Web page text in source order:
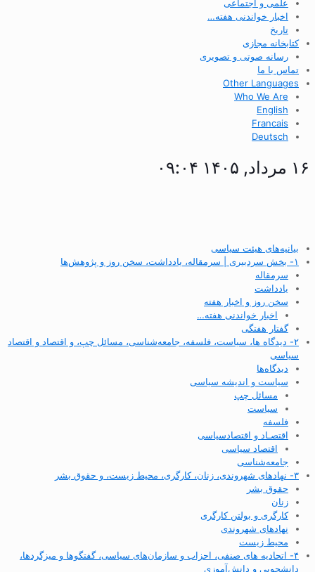
علمی و اجتماعی
اخبار خواندنی هفته…
تاریخ
کتابخانه مجازی
رسانه صوتی و تصویری
تماس با ما
Other Languages
Who We Are
English
Francais
Deutsch
۱۶ مرداد, ۱۴۰۵ ۰۹:۰۴
بیانیه‌های هیئت سیاسی
۱- بخش سردبیری | سرمقاله، یادداشت، سخن روز و پژوهش‌ها
سرمقاله
یادداشت
سخن روز و اخبار هفته
اخبار خواندنی هفته…
گفتار هفتگی
۲- دیدگاه ها، سیاست، فلسفه، جامعه‌شناسی، مسائل چپ، و اقتصاد و اقتصاد
سیاسی
دیدگاه‌ها
سیاست و اندیشه سیاسی
مسائل چپ
سیاست
فلسفه
اقتصـاد و اقتصاد‌سیاسی
اقتصاد سیاسی
جامعه‌شناسی
۳- نهادهای شهروندی، زنان، کارگری، محیط زیست، و حقوق بشر
حقوق بشر
زنان
کارگری و بولتن کارگری
نهادهای شهروندی
محیط زیست
۴- اتحادیه های صنفی، احزاب و سازمان‌های سیاسی، گفتگوها و میزگردها،
دانشجویی و دانش‌آموزی